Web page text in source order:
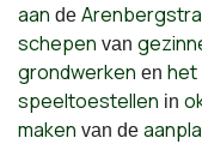
aan de
schepen van
grondwerken en het
speeltoestellen in
maken van de